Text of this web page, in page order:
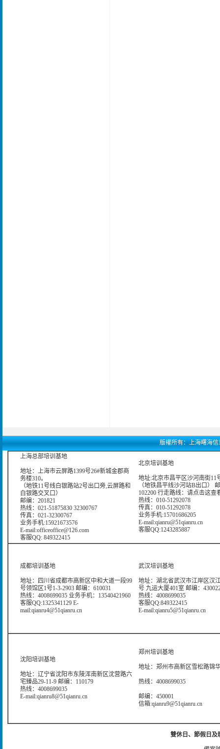
版權所有：上海曙海信
上海总部培训基地
地址：上海市云屏路1399号26#新城金郡商
务楼310。
（地铁11号线白银路站2号出口旁,云屏路和
白银路交叉口）
邮编：201821
热线：021-51875830 32300767
传真：021-32300767
业务手机:15921673576
E-mail:officeoffice@126.com
客服QQ: 849322415
北京培训基地
地址:北京市昌平区沙河南街11
（地铁昌平线沙河站B出口）
102200 行走路线： 请点击这查
热线：010-51292078
传真：010-51292078
业务手机:15701686205
E-mail:qianru@51qianru.cn
客服QQ:1243285887
成都培训基地
地址：四川省成都市高新区中和大道一段99
号领馆区1号1-3-2903 邮编：610031
热线：4008699035 业务手机：13540421960
客服QQ:1325341129 E-
mail:qianru4@51qianru.cn
武汉培训基地
地址：湖北省武汉市江岸区汉
号 九运大厦401室 邮编：
热线：4008699035
客服QQ:849322415
E-mail:qianru5@51qianru.cn
沈阳培训基地
地址：辽宁省沈阳市东陵浑南新区沈营路六
宅臻品29-11-9 邮编：110179
热线：4008699035
E-mail:qianru8@51qianru.cn
郑州培训基地
地址：郑州市高新区雪松路锦
热线：4008699035
邮编：450001
信箱:qianru9@51qianru.cn
雙休日、節假日及